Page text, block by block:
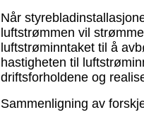
Når
luftstrømmen vil
luftstrøminntaket til å
hastigheten til
driftsforholdene og
Sammenligning av